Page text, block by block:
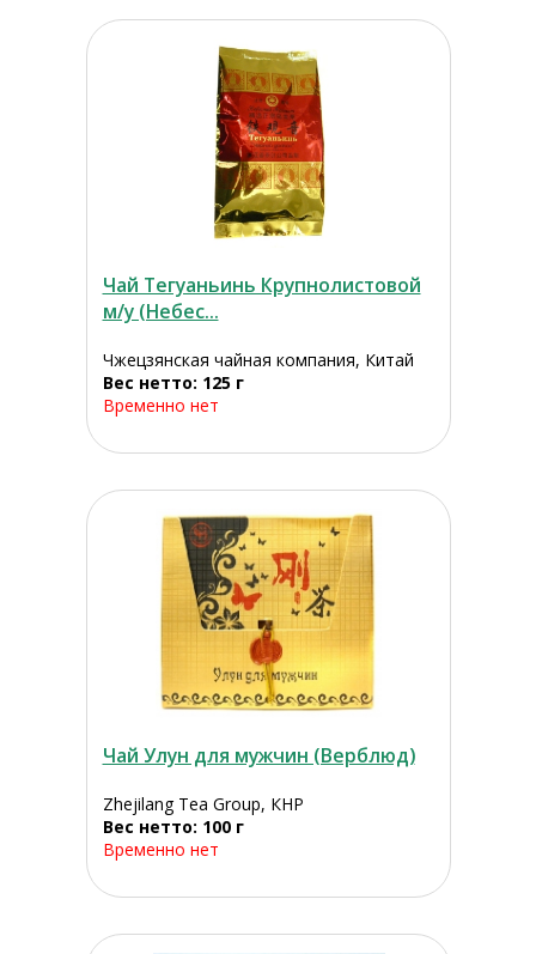
Чай Тегуаньинь Крупнолистовой
м/у (Небес...
Чжецзянская чайная компания, Китай
Вес нетто: 125 г
Временно нет
Чай Улун для мужчин (Верблюд)
Zhejilang Tea Group, КНР
Вес нетто: 100 г
Временно нет